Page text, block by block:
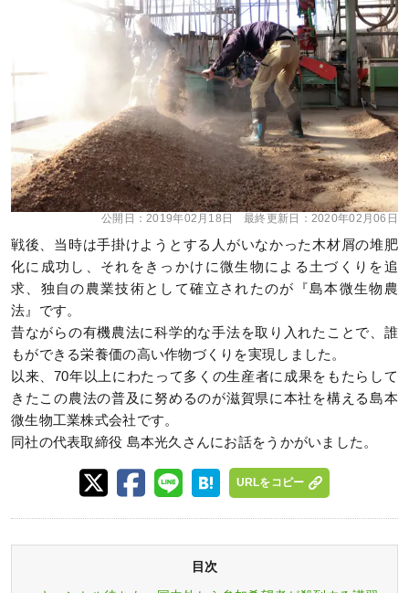
公開日：2019年02月18日 最終更新日： 2020年02月06日
戦後、当時は手掛けようとする人がいなかった木材屑の堆肥
化に成功し、それをきっかけに微生物による土づくりを追
求、独自の農業技術として確立されたのが『島本微生物農
法』です。
昔ながらの有機農法に科学的な手法を取り入れたことで、誰
もができる栄養価の高い作物づくりを実現しました。
以来、70年以上にわたって多くの生産者に成果をもたらして
きたこの農法の普及に努めるのが滋賀県に本社を構える島本
微生物工業株式会社です。
同社の代表取締役 島本光久さんにお話をうかがいました。
URLをコピー
目次